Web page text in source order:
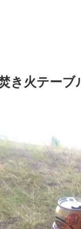
き火テーブ